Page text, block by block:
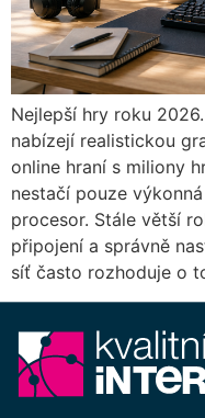
Nejlepší hry roku
nabízejí realistickou
online hraní s miliony
nestačí pouze
procesor. Stále větší
připojení a správně
síť často rozhoduje o